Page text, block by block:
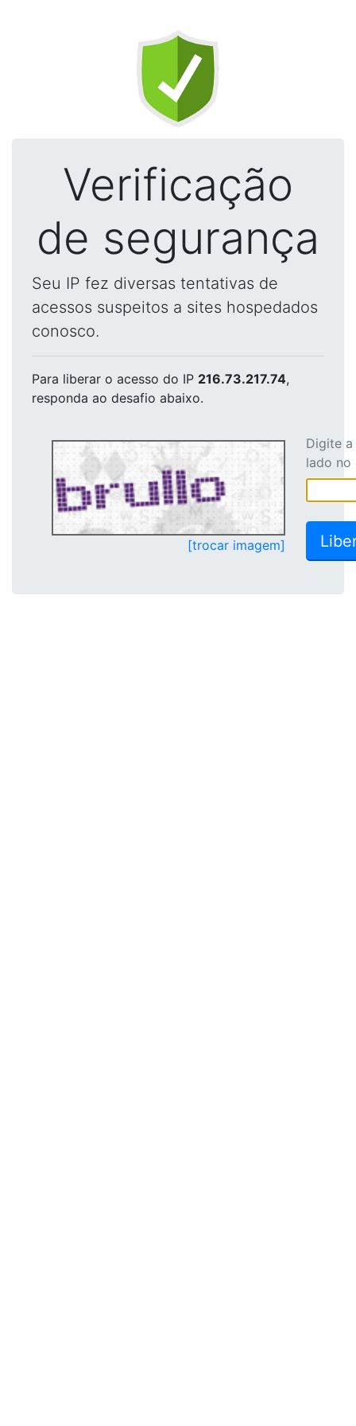
Verificação
de segurança
Seu IP fez diversas tentativas de
acessos suspeitos a sites hospedados
conosco.
Para liberar o acesso do IP 216.73.217.74,
responda ao desafio abaixo.
[trocar imagem]
Digite
lado no